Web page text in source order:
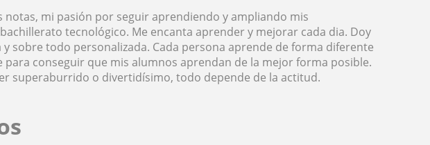
notas, mi pasión por seguir aprendiendo y ampliando mis
tecnológico. Me encanta aprender y mejorar cada dia. Doy
sobre todo personalizada. Cada persona aprende de forma diferente
conseguir que mis alumnos aprendan de la mejor forma posible.
superaburrido o divertidísimo, todo depende de la actitud.